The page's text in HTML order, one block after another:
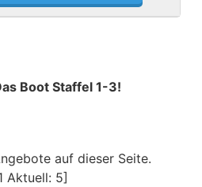
Boot Staffel 1-3!
auf dieser Seite.
Aktuell: 5]